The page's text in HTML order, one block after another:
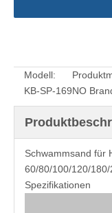
Modell:
KB-SP-169NO
Schwammsand für
60/80/100/120/
Spezifikationen